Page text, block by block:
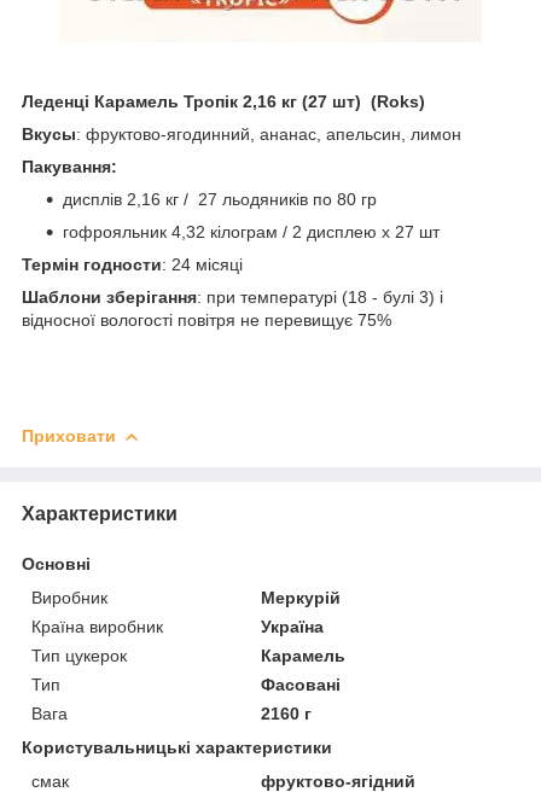
Леденці Карамель Тропік 2,16 кг (27 шт) (Roks)
Вкусы: фруктово-ягодинний, ананас, апельсин, лимон
Пакування:
дисплів 2,16 кг / 27 льодяників по 80 гр
гофрояльник 4,32 кілограм / 2 дисплею х 27 шт
Термін годности: 24 місяці
Шаблони зберігання: при температурі (18 - булі 3) і
відносної вологості повітря не перевищує 75%
Приховати
Характеристики
Основні
Виробник
Меркурій
Країна виробник
Україна
Тип цукерок
Карамель
Тип
Фасовані
Вага
2160 г
Користувальницькі характеристики
смак
фруктово-ягідний